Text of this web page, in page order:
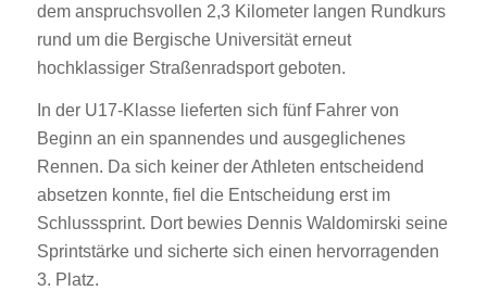
dem anspruchsvollen 2,3 Kilometer langen Rundkurs
rund um die Bergische Universität erneut
hochklassiger Straßenradsport geboten.
In der U17-Klasse lieferten sich fünf Fahrer von
Beginn an ein spannendes und ausgeglichenes
Rennen. Da sich keiner der Athleten entscheidend
absetzen konnte, fiel die Entscheidung erst im
Schlusssprint. Dort bewies Dennis Waldomirski seine
Sprintstärke und sicherte sich einen hervorragenden
3. Platz.